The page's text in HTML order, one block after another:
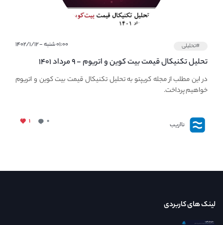
#تحلیلی ۰۱:۰۰ شنبه - ۱۴۰۲/۱/۱۲
تحلیل تکنیکال قیمت بیت کوین و اتریوم - ۹ مرداد ۱۴۰۱
در این مطلب از مجله کریپتو به تحلیل تکنیکال قیمت بیت کوین و اتریوم
خواهیم پرداخت.
نااریب ۰ ۱
لینک های کاربردی